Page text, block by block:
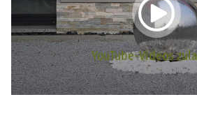
YouTube-Videos